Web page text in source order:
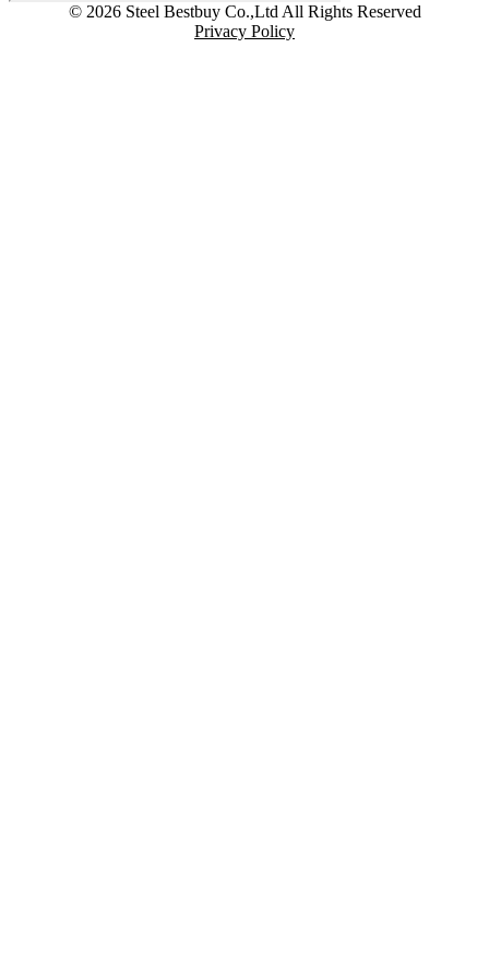
© 2026 Steel Bestbuy Co.,Ltd All Rights Reserved
Privacy Policy